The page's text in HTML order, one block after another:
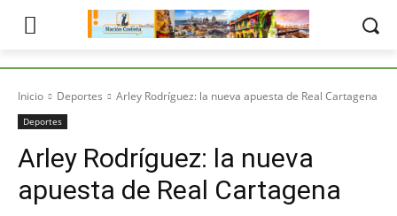
Inicio Deportes Arley Rodríguez: la nueva apuesta de Real Cartagena
Deportes
Arley Rodríguez: la nueva
apuesta de Real Cartagena